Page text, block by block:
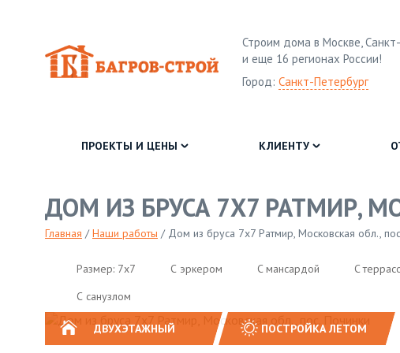
Строим дома в Москве,
и еще 16 регионах России!
Город: Санкт-Петербург
ПРОЕКТЫ И ЦЕНЫ КЛИЕНТУ
ДОМ ИЗ БРУСА 7Х7 РАТМИР,
Главная /Наши работы / Дом из бруса 7х7 Ратмир, Московская обл.,
ДВУХЭТАЖНЫЙ ПОСТРОЙКА ЛЕТОМ
Размер: 7х7 С эркером C мансардой
C
С санузлом